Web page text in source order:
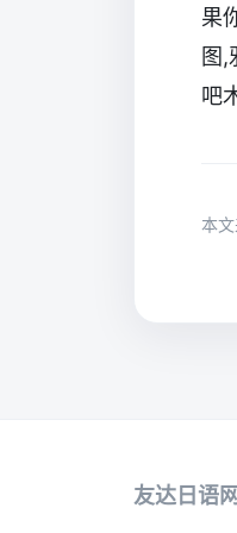
果
图,
吧
本文
友达日语